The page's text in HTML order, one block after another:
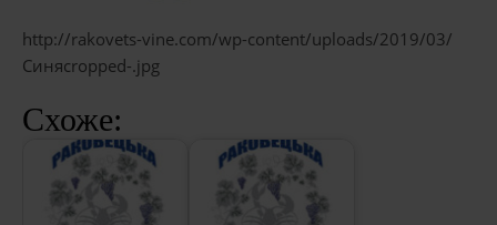
http://rakovets-vine.com/wp-content/uploads/2019/03/
Синяcropped-.jpg
Схоже: